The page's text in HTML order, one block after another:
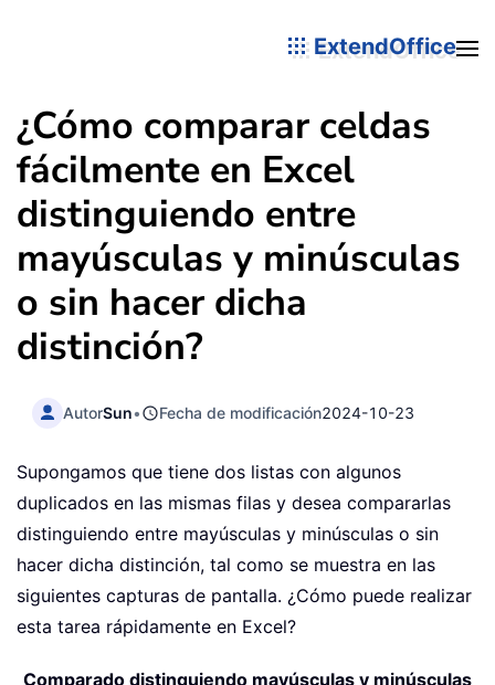
ExtendOffice
¿Cómo comparar celdas
fácilmente en Excel
distinguiendo entre
mayúsculas y minúsculas
o sin hacer dicha
distinción?
AutorSun• Fecha de modificación2024-10-23
Supongamos que tiene dos listas con algunos
duplicados en las mismas filas y desea compararlas
distinguiendo entre mayúsculas y minúsculas o sin
hacer dicha distinción, tal como se muestra en las
siguientes capturas de pantalla. ¿Cómo puede realizar
esta tarea rápidamente en Excel?
Comparado distinguiendo mayúsculas y minúsculas